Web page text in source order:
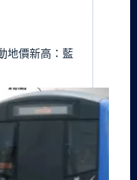
地價新高：藍